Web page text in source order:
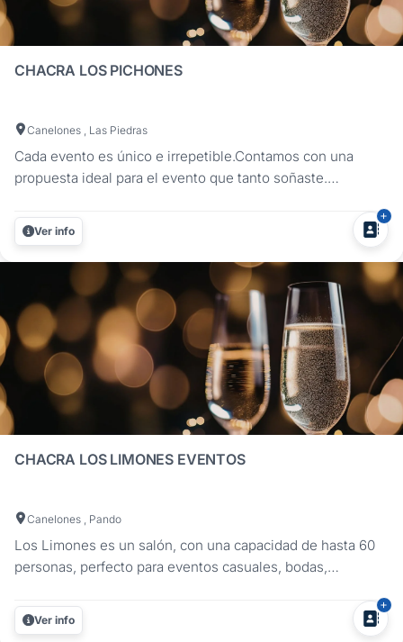
CHACRA LOS PICHONES
Canelones , Las Piedras
Cada evento es único e irrepetible.Contamos con una
propuesta ideal para el evento que tanto soñaste.
general¡Festejá de la mejor manera sin tener que
preocuparte por nada! ¡Vení a conocernos!...
Ver info
CHACRA LOS LIMONES EVENTOS
Canelones , Pando
Los Limones es un salón, con una capacidad de hasta 60
personas, perfecto para eventos casuales, bodas,
noche soñada está aquí, nuestro personal altamente
capacitado le brindará todo lo necesario para que pueda
Ver info